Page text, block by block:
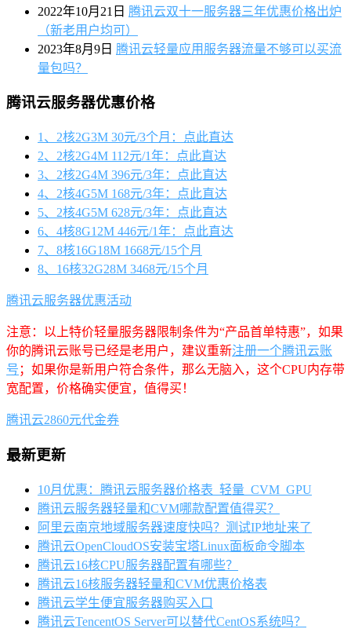
2022年10月21日 腾讯云双十一服务器三年优惠价格出炉
（新老用户均可）
2023年8月9日 腾讯云轻量应用服务器流量不够可以买流
量包吗？
腾讯云服务器优惠价格
1、2核2G3M 30元/3个月：点此直达
2、2核2G4M 112元/1年：点此直达
3、2核2G4M 396元/3年：点此直达
4、2核4G5M 168元/3年：点此直达
5、2核4G5M 628元/3年：点此直达
6、4核8G12M 446元/1年：点此直达
7、8核16G18M 1668元/15个月
8、16核32G28M 3468元/15个月
腾讯云服务器优惠活动
注意：以上特价轻量服务器限制条件为“产品首单特惠”，如果
你的腾讯云账号已经是老用户，建议重新注册一个腾讯云账
号 ；如果你是新用户符合条件，那么无脑入，这个CPU内存带
宽配置，价格确实便宜，值得买！
腾讯云2860元代金券
最新更新
10月优惠：腾讯云服务器价格表_轻量_CVM_GPU
腾讯云服务器轻量和CVM哪款配置值得买？
阿里云南京地域服务器速度快吗？测试IP地址来了
腾讯云OpenCloudOS安装宝塔Linux面板命令脚本
腾讯云16核CPU服务器配置有哪些？
腾讯云16核服务器轻量和CVM优惠价格表
腾讯云学生便宜服务器购买入口
腾讯云TencentOS Server可以替代CentOS系统吗？